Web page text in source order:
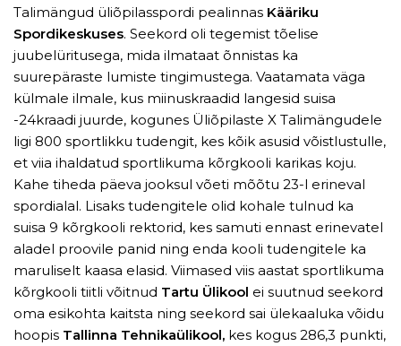
Talimängud üliõpilasspordi pealinnas Kääriku
Spordikeskuses. Seekord oli tegemist tõelise
juubelüritusega, mida ilmataat õnnistas ka
suurepäraste lumiste tingimustega. Vaatamata väga
külmale ilmale, kus miinuskraadid langesid suisa
-24kraadi juurde, kogunes Üliõpilaste X Talimängudele
ligi 800 sportlikku tudengit, kes kõik asusid võistlustulle,
et viia ihaldatud sportlikuma kõrgkooli karikas koju.
Kahe tiheda päeva jooksul võeti mõõtu 23-l erineval
spordialal. Lisaks tudengitele olid kohale tulnud ka
suisa 9 kõrgkooli rektorid, kes samuti ennast erinevatel
aladel proovile panid ning enda kooli tudengitele ka
maruliselt kaasa elasid. Viimased viis aastat sportlikuma
kõrgkooli tiitli võitnud Tartu Ülikool ei suutnud seekord
oma esikohta kaitsta ning seekord sai ülekaaluka võidu
hoopis Tallinna Tehnikaülikool, kes kogus 286,3 punkti,